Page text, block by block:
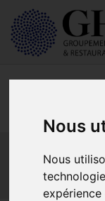
Nous
Nous
Les obligations
Les obligations